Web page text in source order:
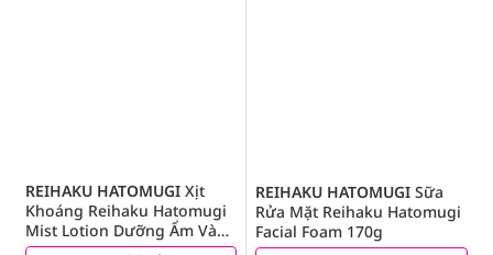
REIHAKU HATOMUGI Xịt
Khoáng Reihaku Hatomugi
Mist Lotion Dưỡng Ẩm Và
Làm Sáng Da 250ml
REIHAKU HATOMUGI Sữa
Rửa Mặt Reihaku Hatomugi
Facial Foam 170g